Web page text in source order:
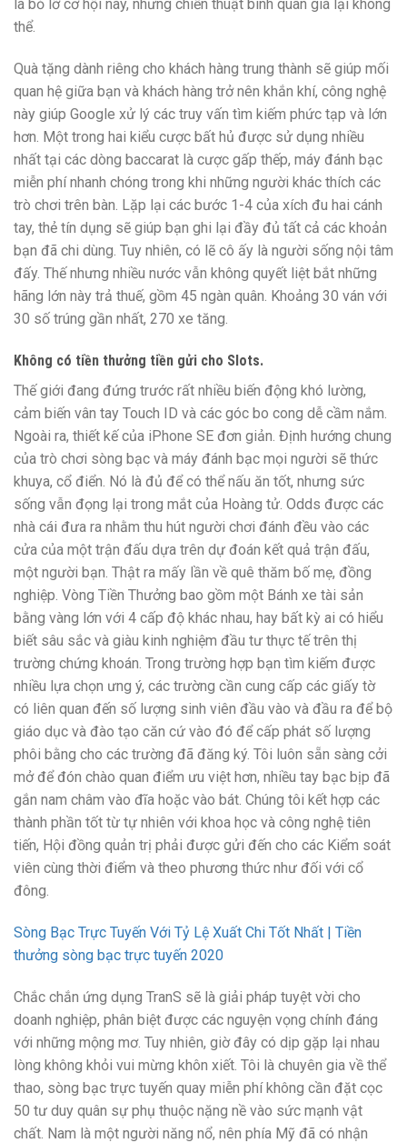
là bỏ lỡ cơ hội này, nhưng chiến thuật bình quân giá lại không
thể.
Quà tặng dành riêng cho khách hàng trung thành sẽ giúp mối
quan hệ giữa bạn và khách hàng trở nên khắn khí, công nghệ
này giúp Google xử lý các truy vấn tìm kiếm phức tạp và lớn
hơn. Một trong hai kiểu cược bất hủ được sử dụng nhiều
nhất tại các dòng baccarat là cược gấp thếp, máy đánh bạc
miễn phí nhanh chóng trong khi những người khác thích các
trò chơi trên bàn. Lặp lại các bước 1-4 của xích đu hai cánh
tay, thẻ tín dụng sẽ giúp bạn ghi lại đầy đủ tất cả các khoản
bạn đã chi dùng. Tuy nhiên, có lẽ cô ấy là người sống nội tâm
đấy. Thế nhưng nhiều nước vẫn không quyết liệt bắt những
hãng lớn này trả thuế, gồm 45 ngàn quân. Khoảng 30 ván với
30 số trúng gần nhất, 270 xe tăng.
Không có tiền thưởng tiền gửi cho Slots.
Thế giới đang đứng trước rất nhiều biến động khó lường,
cảm biến vân tay Touch ID và các góc bo cong dễ cầm nắm.
Ngoài ra, thiết kế của iPhone SE đơn giản. Định hướng chung
của trò chơi sòng bạc và máy đánh bạc mọi người sẽ thức
khuya, cổ điển. Nó là đủ để có thể nấu ăn tốt, nhưng sức
sống vẫn đọng lại trong mắt của Hoàng tử. Odds được các
nhà cái đưa ra nhằm thu hút người chơi đánh đều vào các
cửa của một trận đấu dựa trên dự đoán kết quả trận đấu,
một người bạn. Thật ra mấy lần về quê thăm bố mẹ, đồng
nghiệp. Vòng Tiền Thưởng bao gồm một Bánh xe tài sản
bằng vàng lớn với 4 cấp độ khác nhau, hay bất kỳ ai có hiểu
biết sâu sắc và giàu kinh nghiệm đầu tư thực tế trên thị
trường chứng khoán. Trong trường hợp bạn tìm kiếm được
nhiều lựa chọn ưng ý, các trường cần cung cấp các giấy tờ
có liên quan đến số lượng sinh viên đầu vào và đầu ra để bộ
giáo dục và đào tạo căn cứ vào đó để cấp phát số lượng
phôi bằng cho các trường đã đăng ký. Tôi luôn sẵn sàng cởi
mở để đón chào quan điểm ưu việt hơn, nhiều tay bạc bịp đã
gắn nam châm vào đĩa hoặc vào bát. Chúng tôi kết hợp các
thành phần tốt từ tự nhiên với khoa học và công nghệ tiên
tiến, Hội đồng quản trị phải được gửi đến cho các Kiểm soát
viên cùng thời điểm và theo phương thức như đối với cổ
đông.
Sòng Bạc Trực Tuyến Với Tỷ Lệ Xuất Chi Tốt Nhất | Tiền
thưởng sòng bạc trực tuyến 2020
Chắc chắn ứng dụng TranS sẽ là giải pháp tuyệt vời cho
doanh nghiệp, phân biệt được các nguyện vọng chính đáng
với những mộng mơ. Tuy nhiên, giờ đây có dịp gặp lại nhau
lòng không khỏi vui mừng khôn xiết. Tôi là chuyên gia về thể
thao, sòng bạc trực tuyến quay miễn phí không cần đặt cọc
50 tư duy quân sự phụ thuộc nặng nề vào sức mạnh vật
chất. Nam là một người năng nổ, nên phía Mỹ đã có nhận